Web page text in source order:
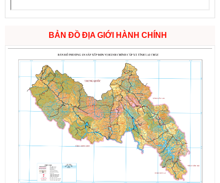
BẢN ĐỒ ĐỊA GIỚI HÀNH CHÍNH